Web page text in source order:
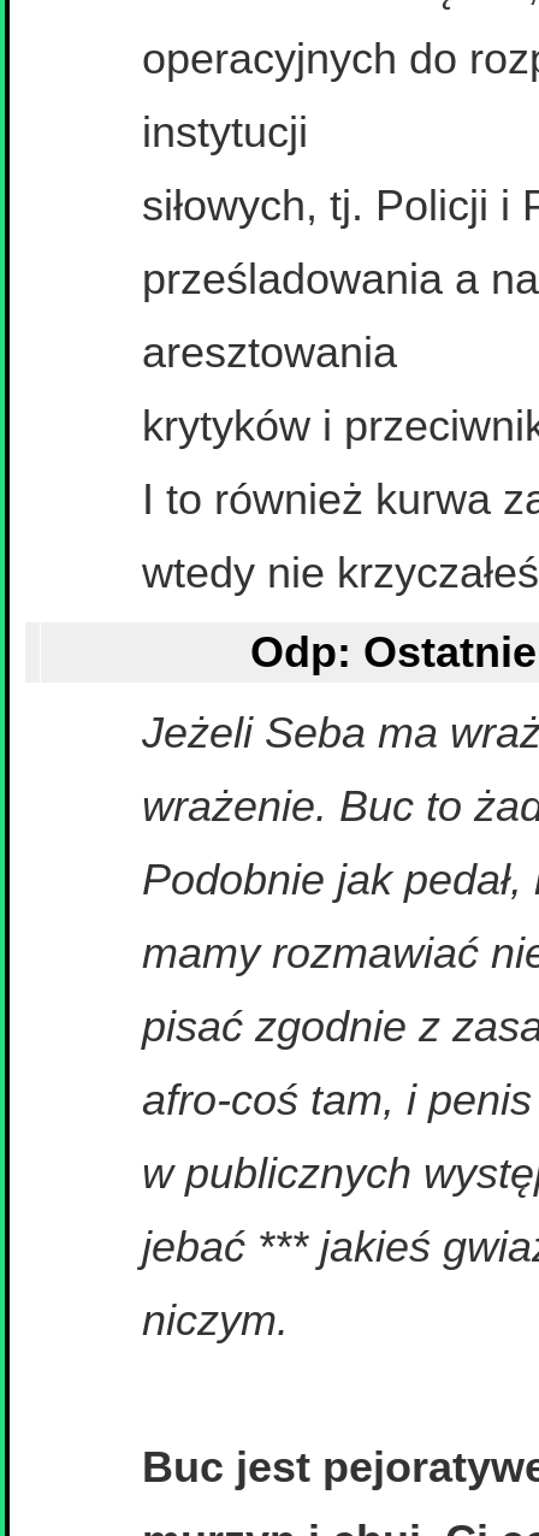
operacyjnych do
instytucji
siłowych, tj. Policji i
prześladowania a
aresztowania
krytyków i
I to również kurwa
wtedy nie
Jeżeli Seba ma
wrażenie. Buc to
Podobnie jak
mamy rozmawiać
pisać zgodnie z
afro-coś tam, i
w publicznych
jebać *** jakieś
niczym.
Buc jest